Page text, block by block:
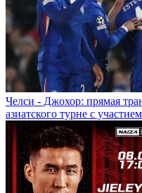
Челси - Джохор: прямая
азиатского турне с